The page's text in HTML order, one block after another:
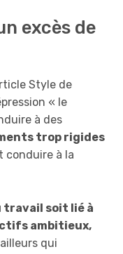
excès de
Style de
« le
à des
trop rigides
conduire à la
travail soit lié à
ambitieux,
qui